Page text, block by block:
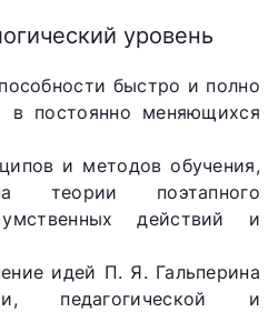
уровень
быстро и полно
в постоянно меняющихся
и методов обучения,
теории поэтапного
действий и
идей П. Я. Гальперина
педагогической и